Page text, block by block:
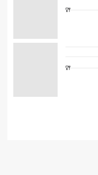
Сетевые отели ОАЭ